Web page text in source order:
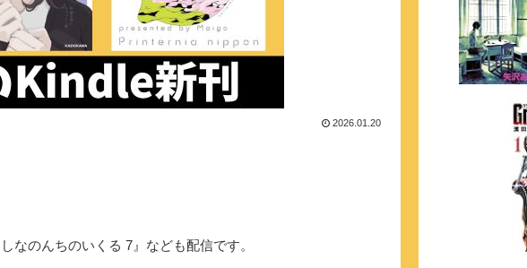
2026.01.20
なのんちのいくる 7』なども配信です。